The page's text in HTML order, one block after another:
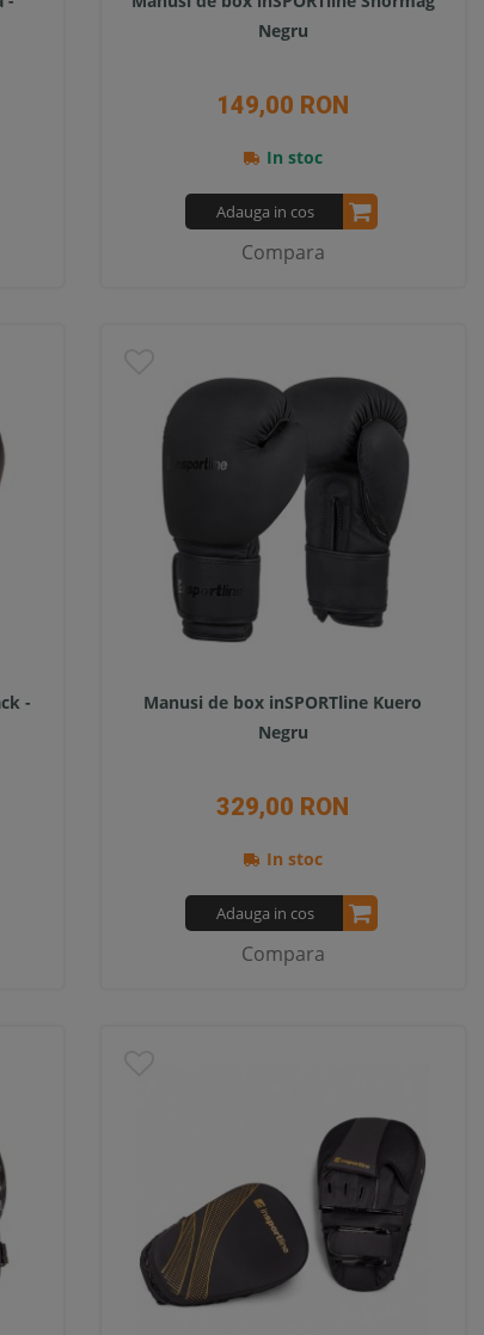
Negru
149,00 RON
In stoc
Adauga in cos
Compara
-
Manusi de box inSPORTline Kuero
Negru
329,00 RON
In stoc
Adauga in cos
Compara